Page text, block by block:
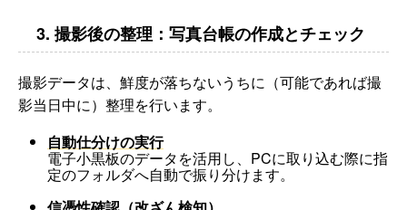
3. 撮影後の整理：写真台帳の作成とチェック
撮影データは、鮮度が落ちないうちに（可能であれば撮
影当日中に）整理を行います。
自動仕分けの実行
電子小黒板のデータを活用し、PCに取り込む際に指
定のフォルダへ自動で振り分けます。